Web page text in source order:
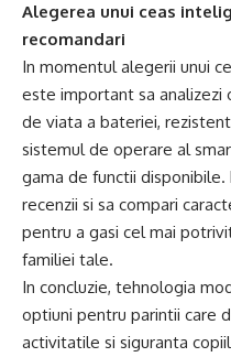
Alegerea unui ceas
recomandari
In momentul alegerii unui
este important sa analizezi
de viata a bateriei,
sistemul de operare al
gama de functii
recenzii si sa compari
pentru a gasi cel mai
familiei tale.
In concluzie, tehnologia
optiuni pentru parintii care
activitatile si siguranta